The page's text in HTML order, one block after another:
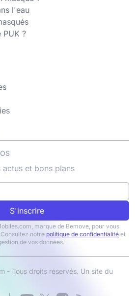
l'eau
PUK ?
et bons plans
S'inscrire
marque de Bemove, pour vous
notre politique de confidentialité et
de vos données.
- Tous droits réservés. Un site du